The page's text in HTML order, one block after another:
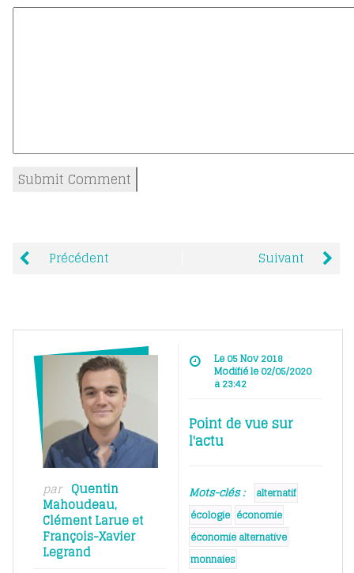
Précédent Suivant
par Quentin
Mahoudeau,
Clément Larueet
François-Xavier
Legrand
Le 05 Nov 2018
Modifié le 02/05/2020
à 23:42
Point de vue sur
l'actu
Mots-clés :
alternatif
écologie économie
économie alternative
monnaies